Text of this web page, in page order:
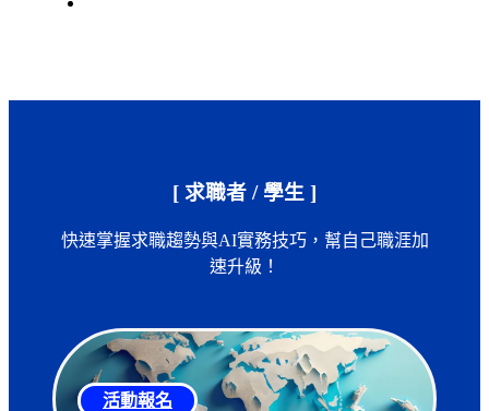
[ 求職者 / 學生 ]
快速掌握求職趨勢與AI實務技巧，幫自己職涯加
速升級！
活動報名